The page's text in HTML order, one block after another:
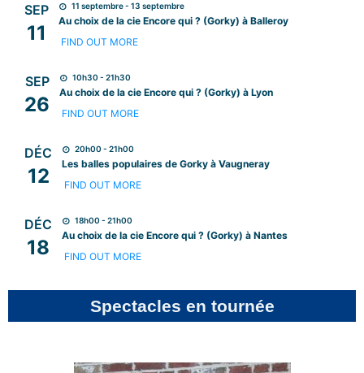
SEP
11
11 septembre - 13 septembre
Au choix de la cie Encore qui ? (Gorky) à Balleroy
FIND OUT MORE
SEP
26
10h30 - 21h30
Au choix de la cie Encore qui ? (Gorky) à Lyon
FIND OUT MORE
DÉC
12
20h00 - 21h00
Les balles populaires de Gorky à Vaugneray
FIND OUT MORE
DÉC
18
18h00 - 21h00
Au choix de la cie Encore qui ? (Gorky) à Nantes
FIND OUT MORE
Spectacles en tournée